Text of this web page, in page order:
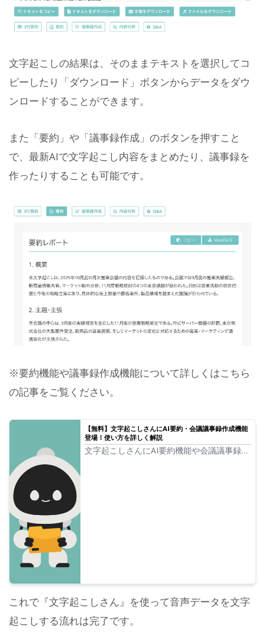
文字起こしの結果は、そのままテキストを選択してコ
ピーしたり「ダウンロード」ボタンからデータをダウ
ンロードすることができます。
また「要約」や「議事録作成」のボタンを押すこと
で、最新AIで文字起こし内容をまとめたり、議事録を
作ったりすることも可能です。
※要約機能や議事録作成機能について詳しくはこちら
の記事をご覧ください。
【無料】文字起こしさんにAI要約・会議議事録作成機能
登場！使い方を詳しく解説
文字起こしさんにAI要約機能や会議議事録作
これで『文字起こしさん』を使って音声データを文字
起こしする流れは完了です。